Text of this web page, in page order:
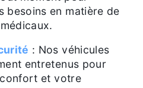
besoins en matière de
: Nos véhicules
entretenus pour
et votre